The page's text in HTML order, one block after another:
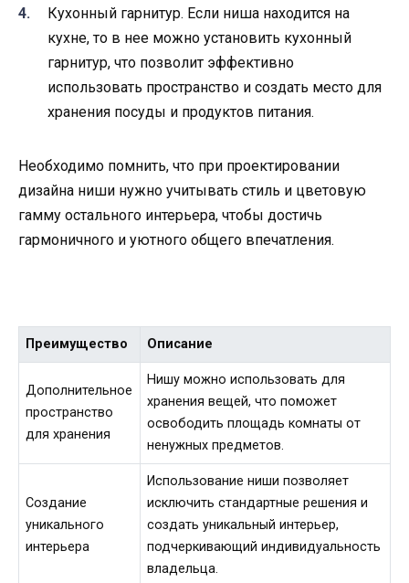
Кухонный гарнитур. Если ниша находится на
кухне, то в нее можно установить кухонный
гарнитур, что позволит эффективно
использовать пространство и создать место для
хранения посуды и продуктов питания.
Необходимо помнить, что при проектировании
дизайна ниши нужно учитывать стиль и цветовую
гамму остального интерьера, чтобы достичь
гармоничного и уютного общего впечатления.
Преимущество Описание
Дополнительное
пространство
для хранения
Нишу можно использовать для
хранения вещей, что поможет
освободить площадь комнаты от
ненужных предметов.
Создание
уникального
интерьера
Использование ниши позволяет
исключить стандартные решения и
создать уникальный интерьер,
подчеркивающий индивидуальность
владельца.